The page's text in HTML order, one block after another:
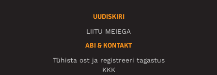
UUDISKIRI
LIITU MEIEGA
ABI & KONTAKT
Tühista ost ja registreeri tagastus
KKK